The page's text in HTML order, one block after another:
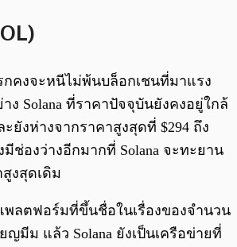
กคงจะหนีไม่พ้นบล็อกเชนที่มาแรง
Solana ที่ราคาปัจจุบันยังคงอยู่ใกล้
ยังห่างจากราคาสูงสุดที่ $294 ถึง
ช่องว่างอีกมากที่ Solana จะทะยาน
งสุดเดิม
พลตฟอร์มที่ขึ้นชื่อในเรื่องของจำนวน
ญมีม แล้ว Solana ยังเป็นเครือข่ายที่